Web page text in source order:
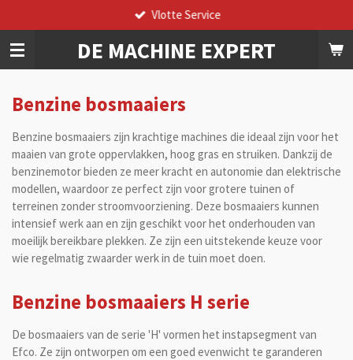
direct
naar
de
DE MACHINE EXPERT
Vlotte Service
Benzine bosmaaiers
Benzine bosmaaiers zijn krachtige machines die ideaal zijn voor het
maaien van grote oppervlakken, hoog gras en struiken. Dankzij de
benzinemotor bieden ze meer kracht en autonomie dan elektrische
modellen, waardoor ze perfect zijn voor grotere tuinen of
terreinen zonder stroomvoorziening. Deze bosmaaiers kunnen
intensief werk aan en zijn geschikt voor het onderhouden van
moeilijk bereikbare plekken. Ze zijn een uitstekende keuze voor
wie regelmatig zwaarder werk in de tuin moet doen.
Benzine bosmaaiers H serie
De bosmaaiers van de serie 'H' vormen het instapsegment van
Efco. Ze zijn ontworpen om een goed evenwicht te garanderen